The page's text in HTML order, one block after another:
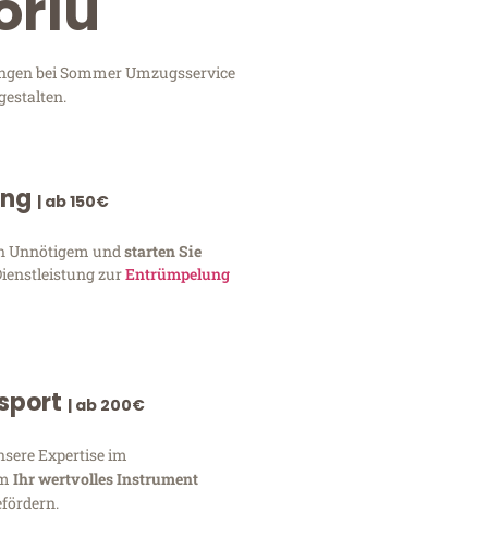
bei Sommer Umzugsservice
| ab 150€
Unnötigem und starten Sie
zurEntrümpelung
| ab 200€
Expertise im
Ihr wertvolles Instrument